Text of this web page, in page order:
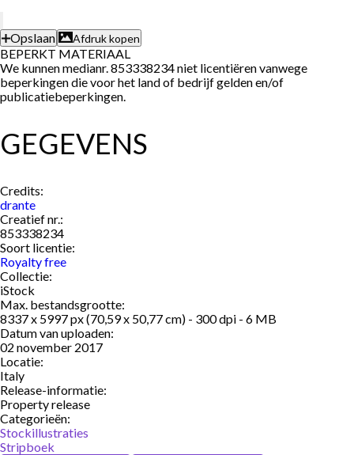
Opslaan Afdruk kopen
BEPERKT MATERIAAL
We kunnen medianr. 853338234 niet licentiëren vanwege
beperkingen die voor het land of bedrijf gelden en/of
publicatiebeperkingen.
GEGEVENS
Credits:
drante
Creatief nr.:
853338234
Soort licentie:
Royalty free
Collectie:
iStock
Max. bestandsgrootte:
8337 x 5997 px (70,59 x 50,77 cm) - 300 dpi - 6 MB
Datum van uploaden:
02 november 2017
Locatie:
Italy
Release-informatie:
Property release
Categorieën:
Stockillustraties
Stripboek